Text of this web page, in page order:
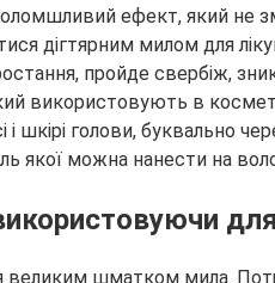
ефект, який не
дігтярним милом для
пройде свербіж,
використовують в
шкірі голови, буквально
якої можна нанести на
великим шматком мила.